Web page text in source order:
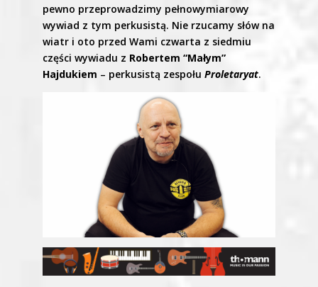
pewno przeprowadzimy pełnowymiarowy
wywiad z tym perkusistą. Nie rzucamy słów na
wiatr i oto przed Wami czwarta z siedmiu
części wywiadu z Robertem “Małym”
Hajdukiem – perkusistą zespołu Proletaryat.